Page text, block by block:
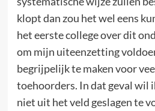
klopt dan zou het wel eens
het eerste college over dit
om mijn uiteenzetting
begrijpelijk te maken voor
toehoorders. In dat geval wil
niet uit het veld geslagen te